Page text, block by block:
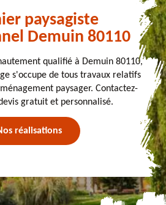
paysagiste
Demuin 80110
qualifié à Demuin 80110,
s'occupe de tous travaux relatifs
paysager. Contactez-
gratuit et personnalisé.
réalisations